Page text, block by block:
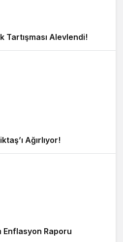
Tartışması Alevlendi!
Ağırlıyor!
Enflasyon Raporu